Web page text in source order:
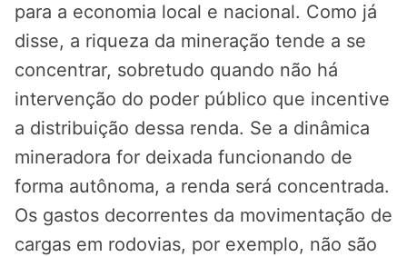
para a economia local e nacional. Como já
disse, a riqueza da mineração tende a se
concentrar, sobretudo quando não há
intervenção do poder público que incentive
a distribuição dessa renda. Se a dinâmica
mineradora for deixada funcionando de
forma autônoma, a renda será concentrada.
Os gastos decorrentes da movimentação de
cargas em rodovias, por exemplo, não são